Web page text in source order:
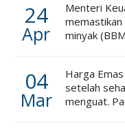
24
Apr
Menteri
memastikan
minyak
04
Mar
Harga
setelah
menguat.